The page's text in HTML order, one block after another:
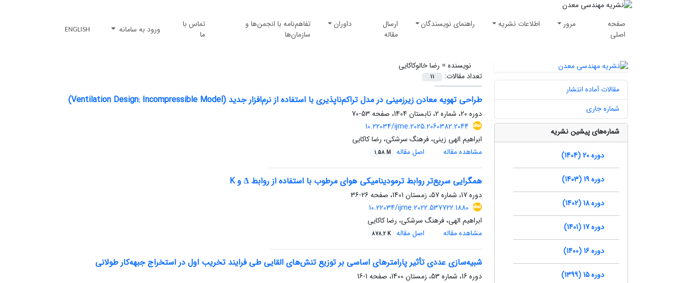
صفحه
اصلی
مرور اطلاعات نشریه راهنمای نویسندگان
ارسال
مقاله
داوران
تفاهم‌نامه با انجمن‌ها و
سازمان‌ها
تماس با
ما
ورود به سامانه ENGLISH
نویسنده = رضا خالوکاکایی
تعداد مقالات:
11
طراحی تهویه معادن زیرزمینی در مدل تراکم‌ناپذیری با استفاده از نرم‌افزار جدید (Ventilation Design: Incompressible Model)
دوره 20، شماره 2، تابستان 1404، صفحه
53-70
10.22034/ijme.2025.2060382.2044
ابراهیم الهی زینی، فرهنگ سرشکی، رضا کاکایی
مشاهده مقاله
اصل مقاله 1.58 M
همگرایی سریع‌تر روابط ترمودینامیکی هوای مرطوب با استفاده از روابط Δ و K
دوره 17، شماره 57، زمستان 1401، صفحه
26-36
10.22034/ijme.2022.537722.1880
ابراهیم الهی، فرهنگ سرشکی، رضا کاکایی
مشاهده مقاله
اصل مقاله 878.2 K
شبیه‌سازی عددی تأثیر پارامترهای اساسی بر توزیع تنش‌های القایی طی فرایند تخریب اول در استخراج جبهه‌کار طولانی
دوره 16، شماره 53، زمستان 1400، صفحه
1-16
مقالات آماده انتشار
شماره جاری
شماره‌های پیشین نشریه
دوره 20 (1404)
دوره 19 (1403)
دوره 18 (1402)
دوره 17 (1401)
دوره 16 (1400)
دوره 15 (1399)